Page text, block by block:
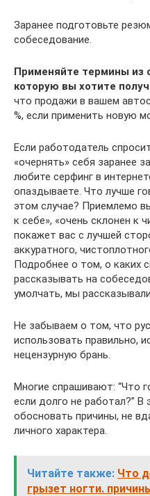
Заранее подготовьте
собеседование.
Применяйте термины из
которую вы хотите
что продажи в вашем
%, если применить новую
Если работодатель
«очернять» себя заранее
любите серфинг в
опаздываете. Что лучше
этом случае? Приемлемо
к себе», «очень склонен к
покажет вас с лучшей
аккуратного,
Подробнее о том, о каких
рассказывать на
умолчать, мы
Не забываем о том, что
использовать правильно,
нецензурную брань.
Многие спрашивают: “Что
если долго не работал?” В
обосновать причины, не
личного характера.
Читайте также: Что
грызет ногти.